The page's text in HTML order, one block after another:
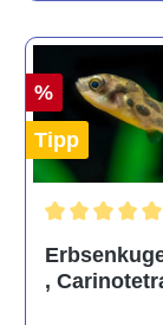
%
Tipp
,